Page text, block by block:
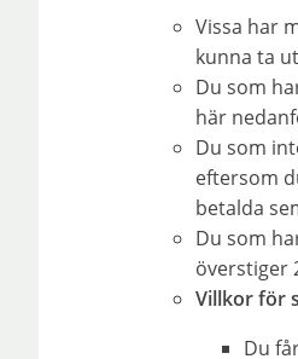
Vissa har
kunna ta
Du som
här
Du som
eftersom
betalda
Du som
överstiger
Villkor för
Du